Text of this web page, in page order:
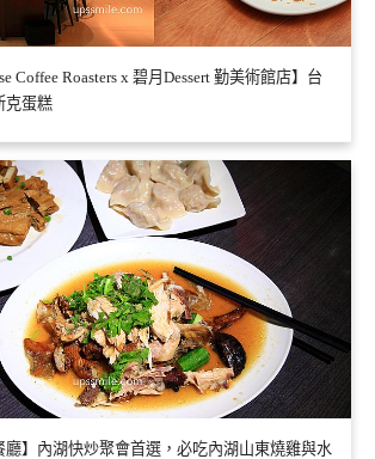
Coffee Roasters x 碧月Dessert 勤美術館店】台
克蛋糕
廳】內湖快炒聚會首選，必吃內湖山東燒雞與水